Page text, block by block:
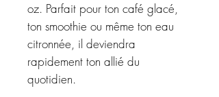
oz. Parfait pour ton café glacé,
ton smoothie ou même ton eau
citronnée, il deviendra
rapidement ton allié du
quotidien.